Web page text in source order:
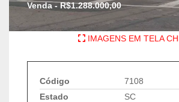
Venda - R$1.288.000,00
IMAGENS EM TELA
Código
7108
Estado
SC